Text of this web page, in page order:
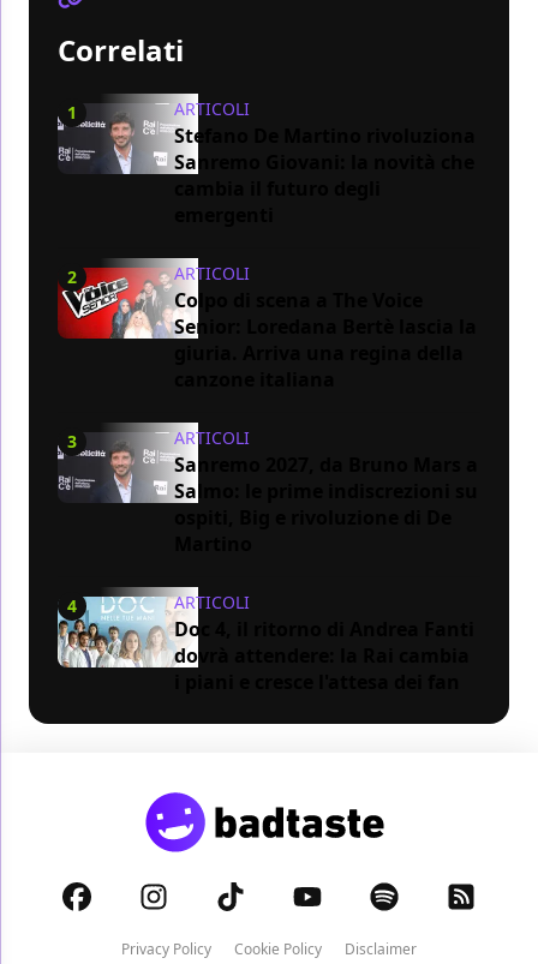
Correlati
1 ARTICOLI
Stefano De Martino rivoluziona
Sanremo Giovani: la novità che
2 ARTICOLI
Colpo di scena a The Voice
Senior: Loredana Bertè lascia la
3 ARTICOLI
Sanremo 2027, da Bruno Mars a
Salmo: le prime indiscrezioni su
4 ARTICOLI
Doc 4, il ritorno di Andrea Fanti
dovrà attendere: la Rai cambia
Privacy Policy Cookie Policy Disclaimer